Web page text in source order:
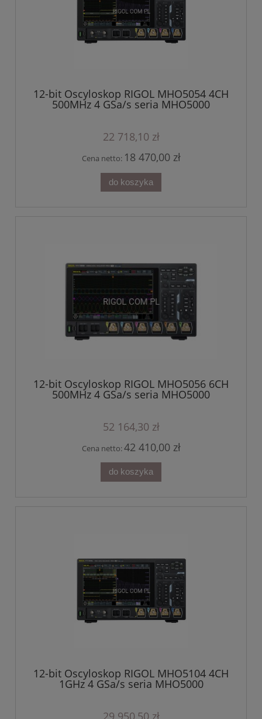
12-bit Oscyloskop RIGOL MHO5054 4CH
500MHz 4 GSa/s seria MHO5000
22 718,10 zł
Cena netto: 18 470,00 zł
do koszyka
12-bit Oscyloskop RIGOL MHO5056 6CH
500MHz 4 GSa/s seria MHO5000
52 164,30 zł
Cena netto:42 410,00 zł
do koszyka
12-bit Oscyloskop RIGOL MHO5104 4CH
1GHz 4 GSa/s seria MHO5000